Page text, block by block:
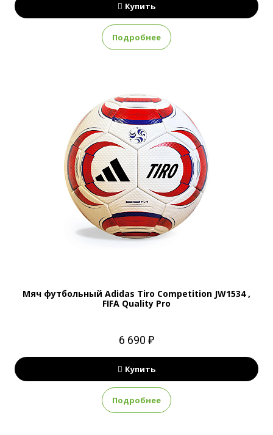
Купить
Подробнее
Мяч футбольный Adidas Tiro Competition JW1534 ,
FIFA Quality Pro
6 690 ₽
Купить
Подробнее